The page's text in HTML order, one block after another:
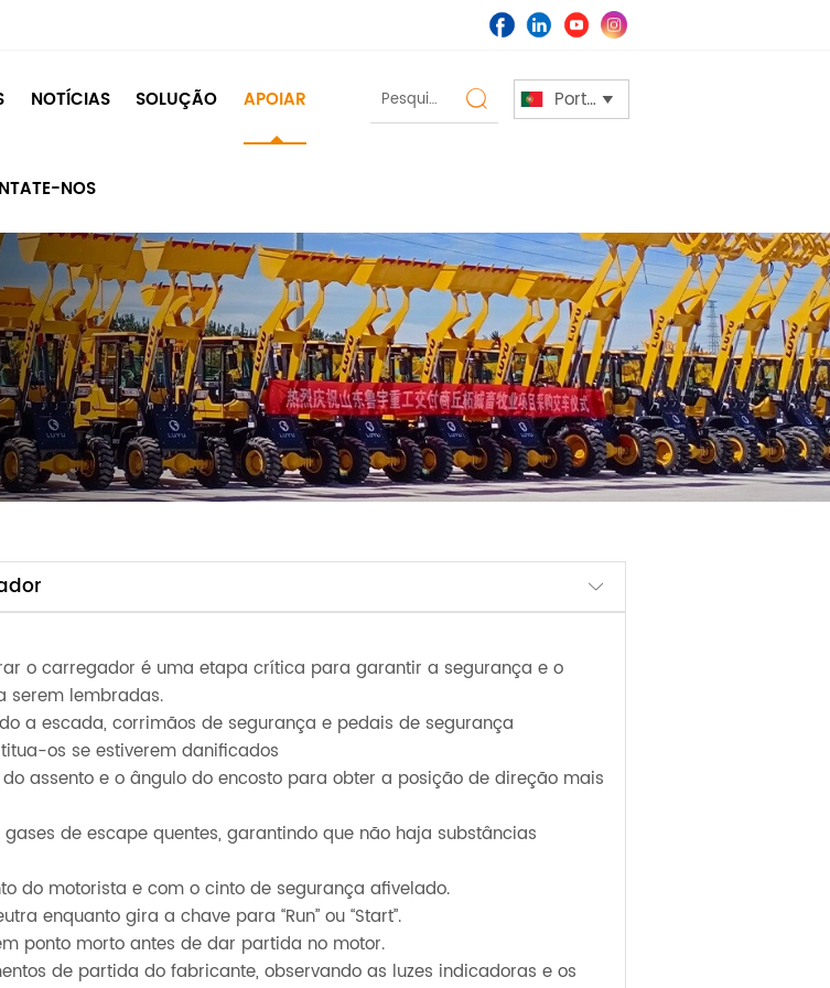
NOTÍCIAS SOLUÇÃO APOIAR
NOS
 Português 

o carregador é uma etapa crítica para garantir a segurança e o
serem lembradas.
a escada, corrimãos de segurança e pedais de segurança
os se estiverem danificados
assento e o ângulo do encosto para obter a posição de direção mais
de escape quentes, garantindo que não haja substâncias
do motorista e com o cinto de segurança afivelado.
enquanto gira a chave para “Run” ou “Start”.
ponto morto antes de dar partida no motor.
de partida do fabricante, observando as luzes indicadoras e os